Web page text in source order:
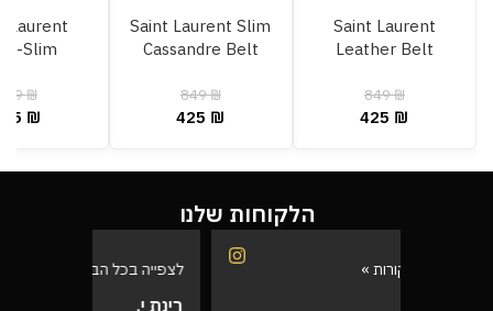
Saint Laurent
Leather Belt
849₪
425 ₪
Saint Laurent Slim
Cassandre Belt
849₪
425 ₪
Laurent
Slim
₪
₪
הלקוחות שלנו
לצפייה בכל הביקורות »